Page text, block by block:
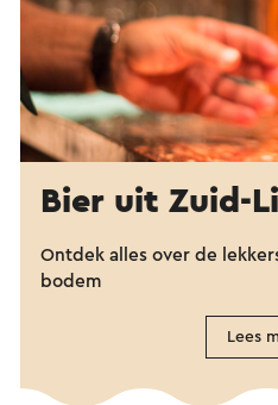
Bier uit Zuid-
Ontdek alles over de
bodem
Lees